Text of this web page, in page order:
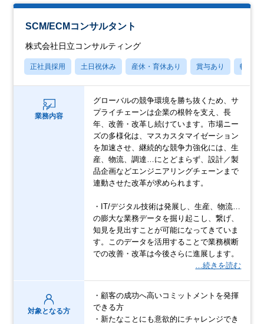
SCM/ECMコンサルタント
株式会社日立コンサルティング
正社員採用 土日祝休み 産休・育休あり 賞与あり 転勤な
業務内容
グローバルの競争環境を勝ち抜くため、サ
プライチェーンは企業の根幹を支え、長
年、改善・改革し続けています。市場ニー
ズの多様化は、マスカスタマイゼーション
を加速させ、継続的な競争力強化には、生
産、物流、調達…にとどまらず、設計／製
品企画などエンジニアリングチェーンまで
連動させた改革が求められます。
・IT/デジタル技術は発展し、生産、物流…
の膨大な業務データを掘り起こし、繋げ、
知見を見出すことが可能になってきていま
す。このデータを活用することで業務横断
での改善・改革は今後さらに進展します。
…続きを読む
対象となる方
・顧客の成功へ高いコミットメントを発揮
できる方
・新たなことにも意欲的にチャレンジでき